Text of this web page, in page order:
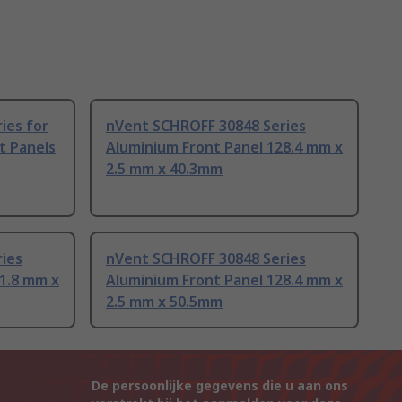
for
Panels
nVent SCHROFF 30848 Series
Aluminium Front Panel 128.4 mm x
2.5 mm x 40.3mm
mm x
nVent SCHROFF 30848 Series
Aluminium Front Panel 128.4 mm x
2.5 mm x 50.5mm
De persoonlijke gegevens die u aan ons